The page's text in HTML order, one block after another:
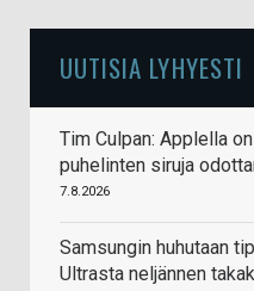
UUTISIA LYHYESTI
Tim Culpan: Applella
puhelinten siruja
7.8.2026
Samsungin huhutaan
Ultrasta neljännen